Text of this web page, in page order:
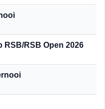
RSB Open 2026